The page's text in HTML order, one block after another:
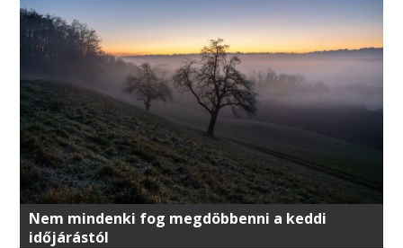
Nem mindenki fog megdöbbenni a keddi
időjárástól